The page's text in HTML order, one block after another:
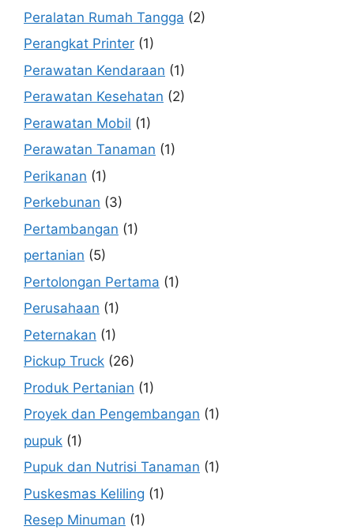
Peralatan Rumah Tangga (2)
Perangkat Printer (1)
Perawatan Kendaraan (1)
Perawatan Kesehatan (2)
Perawatan Mobil (1)
Perawatan Tanaman (1)
Perikanan (1)
Perkebunan (3)
Pertambangan (1)
pertanian (5)
Pertolongan Pertama (1)
Perusahaan (1)
Peternakan (1)
Pickup Truck (26)
Produk Pertanian (1)
Proyek dan Pengembangan (1)
pupuk (1)
Pupuk dan Nutrisi Tanaman (1)
Puskesmas Keliling (1)
Resep Minuman (1)